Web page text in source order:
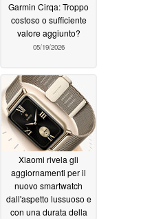
Garmin Cirqa: Troppo
costoso o sufficiente
valore aggiunto?
05/19/2026
Xiaomi rivela gli
aggiornamenti per il
nuovo smartwatch
dall'aspetto lussuoso e
con una durata della